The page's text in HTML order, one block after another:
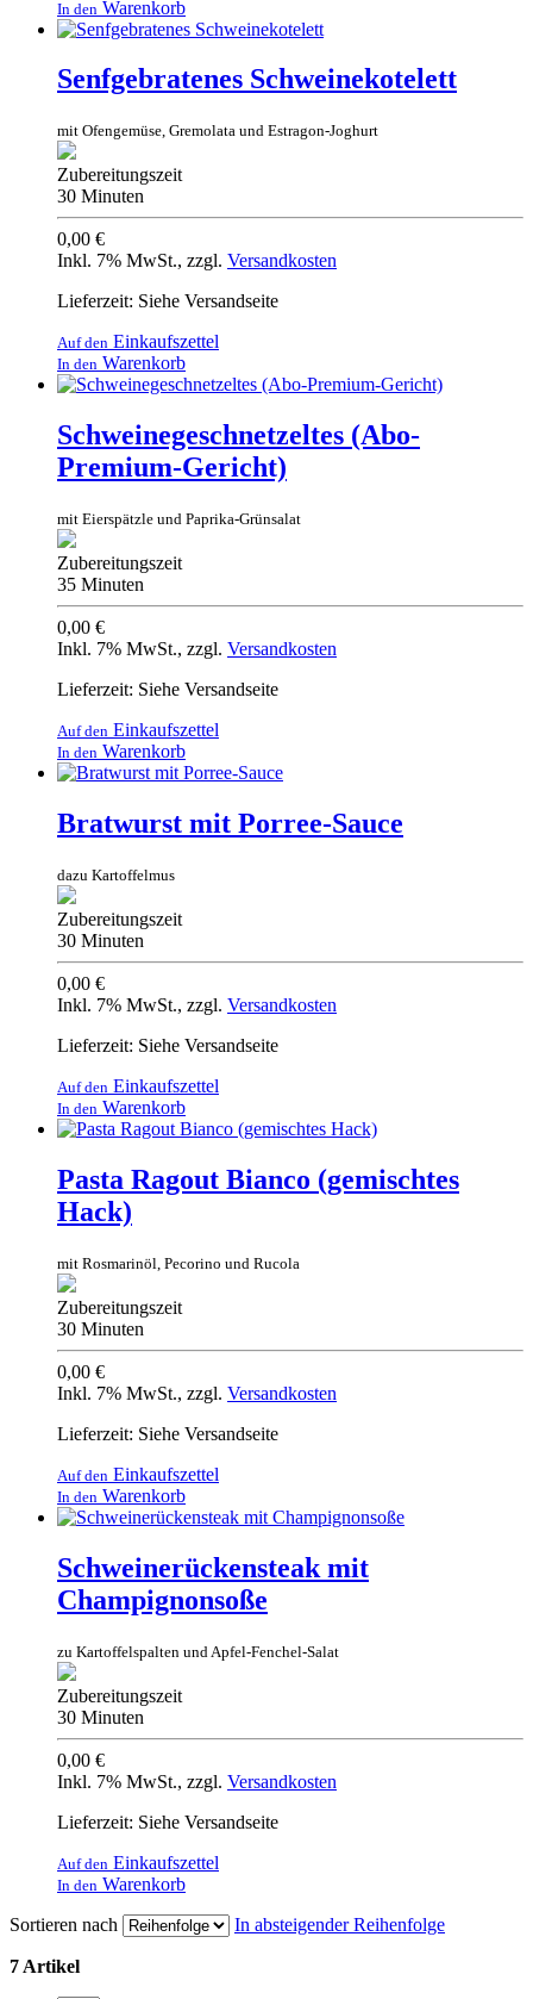
In den Warenkorb
Senfgebratenes Schweinekotelett
mit Ofengemüse, Gremolata und Estragon-Joghurt
Zubereitungszeit
30 Minuten
0,00 €
Inkl. 7% MwSt., zzgl. Versandkosten
Lieferzeit: Siehe Versandseite
Auf den Einkaufszettel
In den Warenkorb
Schweinegeschnetzeltes (Abo-
Premium-Gericht)
mit Eierspätzle und Paprika-Grünsalat
Zubereitungszeit
35 Minuten
0,00 €
Inkl. 7% MwSt., zzgl. Versandkosten
Lieferzeit: Siehe Versandseite
Auf den Einkaufszettel
In den Warenkorb
Bratwurst mit Porree-Sauce
dazu Kartoffelmus
Zubereitungszeit
30 Minuten
0,00 €
Inkl. 7% MwSt., zzgl. Versandkosten
Lieferzeit: Siehe Versandseite
Auf den Einkaufszettel
In den Warenkorb
Pasta Ragout Bianco (gemischtes
Hack)
mit Rosmarinöl, Pecorino und Rucola
Zubereitungszeit
30 Minuten
0,00 €
Inkl. 7% MwSt., zzgl. Versandkosten
Lieferzeit: Siehe Versandseite
Auf den Einkaufszettel
In den Warenkorb
Schweinerückensteak mit
Champignonsoße
zu Kartoffelspalten und Apfel-Fenchel-Salat
Zubereitungszeit
30 Minuten
0,00 €
Inkl. 7% MwSt., zzgl. Versandkosten
Lieferzeit: Siehe Versandseite
Auf den Einkaufszettel
In den Warenkorb
Sortieren nach
In absteigender Reihenfolge
7 Artikel